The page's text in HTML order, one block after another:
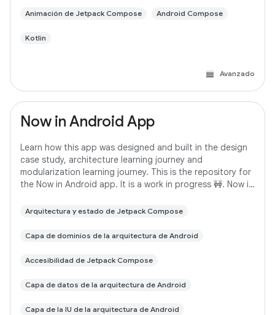
Animación de Jetpack Compose Android Compose
Kotlin
Avanzado
Now in Android App
Learn how this app was designed and built in the design
case study, architecture learning journey and
modularization learning journey. This is the repository for
the Now in Android app. It is a work in progress 🚧. Now in
Arquitectura y estado de Jetpack Compose
Capa de dominios de la arquitectura de Android
Accesibilidad de Jetpack Compose
Capa de datos de la arquitectura de Android
Capa de la IU de la arquitectura de Android